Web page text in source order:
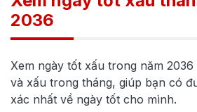
2036
Xem ngày tốt xấu trong năm 2036
và xấu trong tháng, giúp bạn có
xác nhất về ngày tốt cho mình.